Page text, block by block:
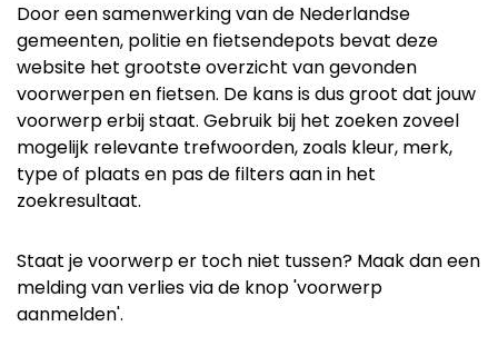
Door een samenwerking van de Nederlandse
gemeenten, politie en fietsendepots bevat deze
website het grootste overzicht van gevonden
voorwerpen en fietsen. De kans is dus groot dat jouw
voorwerp erbij staat. Gebruik bij het zoeken zoveel
mogelijk relevante trefwoorden, zoals kleur, merk,
type of plaats en pas de filters aan in het
zoekresultaat.
Staat je voorwerp er toch niet tussen? Maak dan een
melding van verlies via de knop 'voorwerp
aanmelden'.